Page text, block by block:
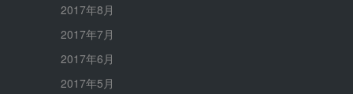
2017年8月
2017年7月
2017年6月
2017年5月